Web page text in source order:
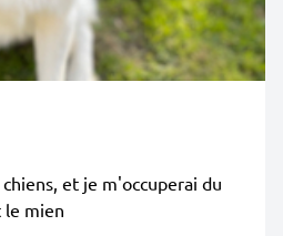
et je m'occuperai du
le mien